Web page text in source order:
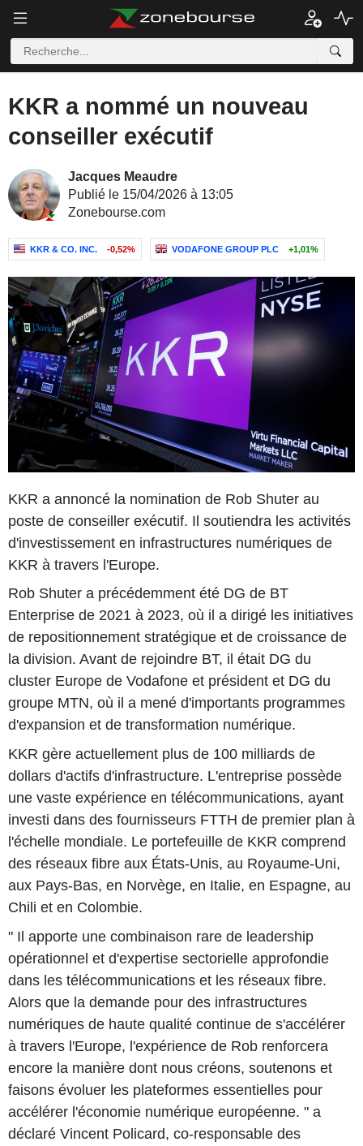
KKR a nommé un nouveau
conseiller exécutif
Jacques Meaudre
Publié le 15/04/2026 à 13:05
Zonebourse.com
KKR & CO. INC. -0,52% VODAFONE GROUP PLC +1,01%
KKR a annoncé la nomination de Rob Shuter au
poste de conseiller exécutif. Il soutiendra les activités
d'investissement en infrastructures numériques de
KKR à travers l'Europe.
Rob Shuter a précédemment été DG de BT
Enterprise de 2021 à 2023, où il a dirigé les initiatives
de repositionnement stratégique et de croissance de
la division. Avant de rejoindre BT, il était DG du
cluster Europe de Vodafone et président et DG du
groupe MTN, où il a mené d'importants programmes
d'expansion et de transformation numérique.
KKR gère actuellement plus de 100 milliards de
dollars d'actifs d'infrastructure. L'entreprise possède
une vaste expérience en télécommunications, ayant
investi dans des fournisseurs FTTH de premier plan à
l'échelle mondiale. Le portefeuille de KKR comprend
des réseaux fibre aux États-Unis, au Royaume-Uni,
aux Pays-Bas, en Norvège, en Italie, en Espagne, au
Chili et en Colombie.
" Il apporte une combinaison rare de leadership
opérationnel et d'expertise sectorielle approfondie
dans les télécommunications et les réseaux fibre.
Alors que la demande pour des infrastructures
numériques de haute qualité continue de s'accélérer
à travers l'Europe, l'expérience de Rob renforcera
encore la manière dont nous créons, soutenons et
faisons évoluer les plateformes essentielles pour
accélérer l'économie numérique européenne. " a
déclaré Vincent Policard, co-responsable des